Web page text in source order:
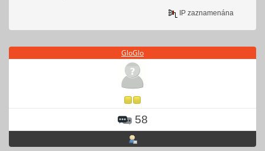
IP zaznamenána
GloGlo
58